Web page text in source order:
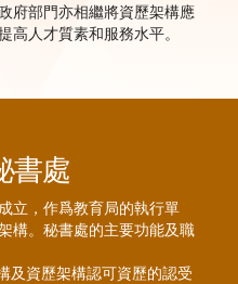
府部門亦相繼將資歷架構應
高人才質素和服務水平。
書處
立，作爲教育局的執行單
構。秘書處的主要功能及職
及資歷架構認可資歷的認受